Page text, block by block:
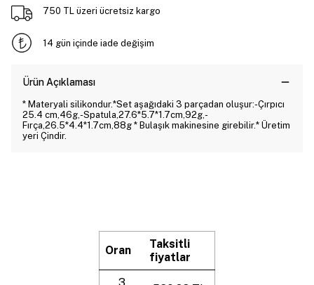
750 TL üzeri ücretsiz kargo
14 gün içinde iade değişim
Ürün Açıklaması
* Materyali silikondur.*Set aşağıdaki 3 parçadan oluşur:-Çırpıcı
25.4 cm,46g,-Spatula,27.6*5.7*1.7cm,92g,-
Fırça,26.5*4.4*1.7cm,88g * Bulaşık makinesine girebilir.* Üretim
yeri Çindir.
Oran
Taksitli
fiyatlar